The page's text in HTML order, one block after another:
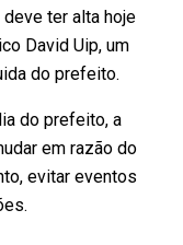
ter alta hoje
David Uip, um
do prefeito.
do prefeito, a
em razão do
evitar eventos